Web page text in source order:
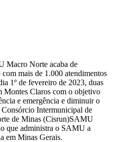
Macro Norte acaba de
mais de 1.000 atendimentos
1º de fevereiro de 2023, duas
Montes Claros com o objetivo
e emergência e diminuir o
Consórcio Intermunicipal de
de Minas (Cisrun)SAMU
que administra o SAMU a
em Minas Gerais.